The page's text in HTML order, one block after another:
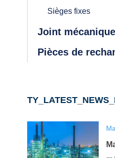
Sièges fixes
Joint
Pièces de